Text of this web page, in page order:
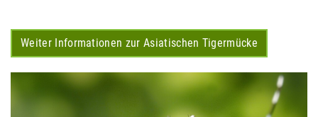
Weiter Informationen zur Asiatischen Tigermücke